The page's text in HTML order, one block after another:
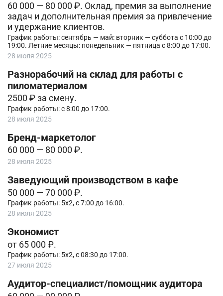
60 000 — 80 000 ₽. Оклад, премия за выполнение
задач и дополнительная премия за привлечение
и удержание клиентов.
График работы: сентябрь — май: вторник — суббота с 10:00 до
19:00. Летние месяцы: понедельник — пятница с 8:00 до 17:00.
28 июля 2025
Разнорабочий на склад для работы с
пиломатериалом
2500 ₽ за смену.
График работы: с 8:00 до 17:00.
28 июля 2025
Бренд-маркетолог
60 000 — 80 000 ₽.
28 июля 2025
Заведующий производством в кафе
50 000 — 70 000 ₽.
График работы: 5х2, с 7:00 до 16:00.
28 июля 2025
Экономист
от 65 000 ₽.
График работы: 5х2, с 08:30 до 17:00.
27 июля 2025
Аудитор-специалист/помощник аудитора